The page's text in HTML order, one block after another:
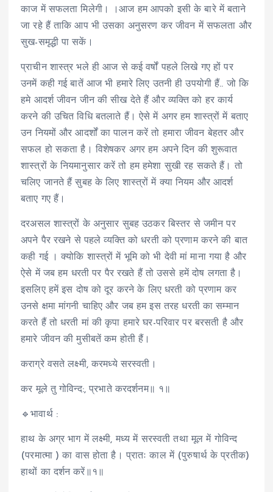
काज में सफलता मिलेगी। ।आज हम आपको इसी के बारे में बताने
जा रहे हैं ताकि आप भी उसका अनुसरण कर जीवन में सफलता और
सुख-समृद्धी पा सकें।
प्राचीन शास्त्र भले ही आज से कई वर्षों पहले लिखे गए हों पर
उनमें कही गई बातें आज भी हमारे लिए उतनी ही उपयोगी हैं.. जो कि
हमे आदर्श जीवन जीन की सीख देते हैं और व्यक्ति को हर कार्य
करने की उचित विधि बतलाते हैं। ऐसे में अगर हम शास्त्रों में बताए
उन नियमों और आदर्शों का पालन करें तो हमारा जीवन बेहतर और
सफल हो सकता है। विशेषकर अगर हम अपने दिन की शुरूवात
शास्त्रों के नियमानुसार करें तो हम हमेशा सुखी रह सकते हैं। तो
चलिए जानते हैं सुबह के लिए शास्त्रों में क्या नियम और आदर्श
बताए गए हैं।
दरअसल शास्त्रों के अनुसार सुबह उठकर बिस्तर से जमीन पर
अपने पैर रखने से पहले व्यक्ति को धरती को प्रणाम करने की बात
कही गई । क्योकि शास्त्रों में भूमि को भी देवी मां माना गया है और
ऐसे में जब हम धरती पर पैर रखते हैं तो उससे हमें दोष लगता है।
इसलिए हमें इस दोष को दूर करने के लिए धरती को प्रणाम कर
उनसे क्षमा मांगनी चाहिए और जब हम इस तरह धरती का सम्मान
करते हैं तो धरती मां की कृपा हमारे घर-परिवार पर बरसती है और
हमारे जीवन की मुसीबतें कम होती हैं।
कराग्रे वसते लक्ष्मी, करमध्ये सरस्वती।
कर मूले तु गोविन्द:, प्रभाते करदर्शनम॥ १॥
🔹भावार्थ :
हाथ के अग्र भाग में लक्ष्मी, मध्य में सरस्वती तथा मूल में गोविन्द
(परमात्मा ) का वास होता है। प्रातः काल में (पुरुषार्थ के प्रतीक)
हाथों का दर्शन करें॥१॥